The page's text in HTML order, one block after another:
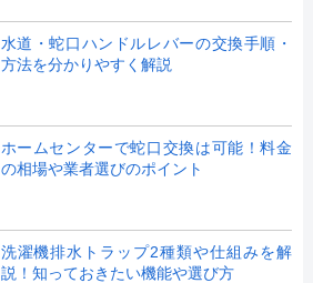
水道・蛇口ハンドルレバーの交換手順・
方法を分かりやすく解説
ホームセンターで蛇口交換は可能！料金
の相場や業者選びのポイント
洗濯機排水トラップ2種類や仕組みを解
説！知っておきたい機能や選び方